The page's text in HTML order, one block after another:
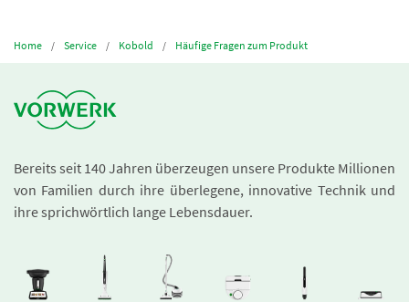
Home Service Kobold Häufige Fragen zum Produkt
Bereits seit 140 Jahren überzeugen unsere Produkte Millionen
von Familien durch ihre überlegene, innovative Technik und
ihre sprichwörtlich lange Lebensdauer.